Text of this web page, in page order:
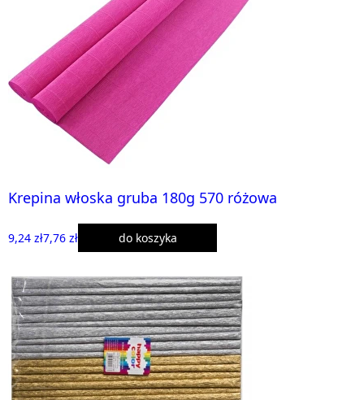
Krepina włoska gruba 180g 570 różowa
9,24 zł7,76 zł do koszyka